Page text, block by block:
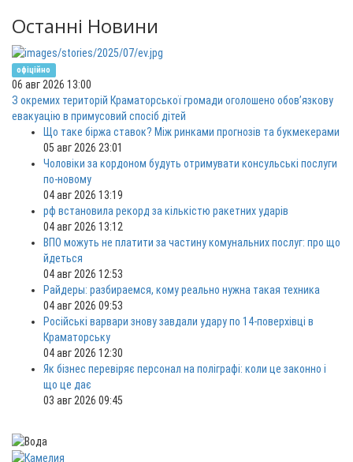
Останні Новини
офіційно
06 авг 2026 13:00
З окремих територій Краматорської громади оголошено обов’язкову
евакуацію в примусовий спосіб дітей
Що таке біржа ставок? Між ринками прогнозів та букмекерами
05 авг 2026 23:01
Чоловіки за кордоном будуть отримувати консульські послуги
по-новому
04 авг 2026 13:19
рф встановила рекорд за кількістю ракетних ударів
04 авг 2026 13:12
ВПО можуть не платити за частину комунальних послуг: про що
йдеться
04 авг 2026 12:53
Райдеры: разбираемся, кому реально нужна такая техника
04 авг 2026 09:53
Російські варвари знову завдали удару по 14-поверхівці в
Краматорську
04 авг 2026 12:30
Як бізнес перевіряє персонал на поліграфі: коли це законно і
що це дає
03 авг 2026 09:45